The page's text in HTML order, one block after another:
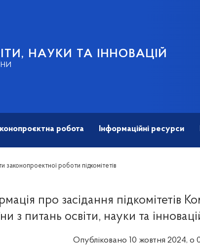
НАУКИ ТА ІННОВАЦІЙ
робота Інформаційні ресурси
законопроектної роботи підкомітетів
про засідання підкомітетів
з питань освіти, науки та
Опубліковано 10 жовтня 2024, о